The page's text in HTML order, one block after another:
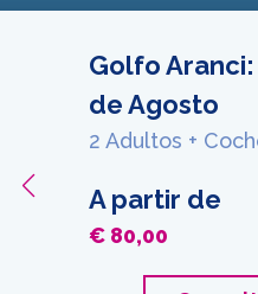
Golfo
de Agosto
2 Adultos +
A partir de
€ 80,00